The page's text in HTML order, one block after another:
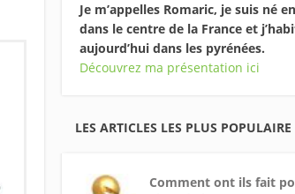
Je m’appelles Romaric, je suis né
dans le centre de la France et
aujourd’hui dans les pyrénées.
Découvrez ma présentation ici
LES ARTICLES LES PLUS POPULAIRE
Comment ont ils fait